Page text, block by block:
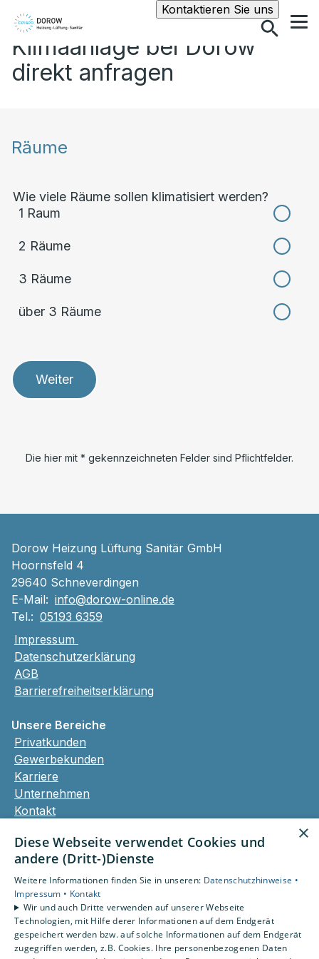
Kontaktieren Sie unsSuche
Klimaanlage bei Dorow
direkt anfragen
Räume
Wie viele Räume sollen klimatisiert werden?
1 Raum
2 Räume
3 Räume
über 3 Räume
Weiter
Die hier mit * gekennzeichneten Felder sind Pflichtfelder.
Dorow Heizung Lüftung Sanitär GmbH
Hoornsfeld 4
29640 Schneverdingen
E-Mail: info@dorow-online.de
Tel.: 05193 6359
Impressum
Datenschutzerklärung
AGB
Barrierefreiheitserklärung
Unsere Bereiche
Privatkunden
Gewerbekunden
Karriere
Unternehmen
Kontakt
Um externe HTML-Inhalte anzuzeigen, benötigen
Weitere Informationen finden Sie in unserer
Datenschutzerklärung.
Cookie-Einstellungen öffnen
×
Diese Webseite verwendet Cookies und
andere (Dritt-)Dienste
Weitere Informationen finden Sie in unseren: Datenschutzhinweise •
Impressum • Kontakt
Wir und auch Dritte verwenden auf unserer Webseite
Technologien, mit Hilfe derer Informationen auf dem Endgerät
gespeichert werden bzw. auf solche Informationen auf dem Endgerät
zugegriffen werden, z.B. Cookies. Ihre personenbezogenen Daten